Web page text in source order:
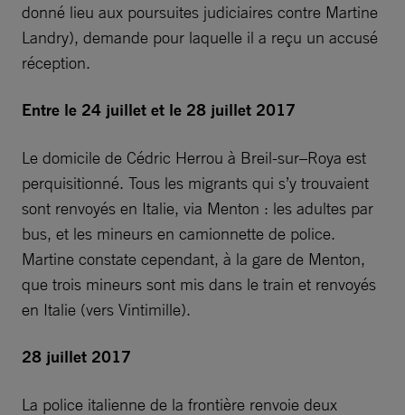
donné lieu aux poursuites judiciaires contre Martine
Landry), demande pour laquelle il a reçu un accusé
réception.
Entre le 24 juillet et le 28 juillet 2017
Le domicile de Cédric Herrou à Breil-sur–Roya est
perquisitionné. Tous les migrants qui s’y trouvaient
sont renvoyés en Italie, via Menton : les adultes par
bus, et les mineurs en camionnette de police.
Martine constate cependant, à la gare de Menton,
que trois mineurs sont mis dans le train et renvoyés
en Italie (vers Vintimille).
28 juillet 2017
La police italienne de la frontière renvoie deux